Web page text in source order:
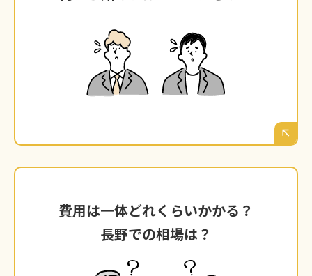
サーバー？ドメイン？そもそも、どんな内容を
載せればいいの？
専門用語も多く、考えなければいけないことが
山積みで、最初の一歩がなかなか踏み出せな
費用は一体どれくらいかかる？
長野での相場は？
費用は一体どれくらいかかる？
長野での相場は？